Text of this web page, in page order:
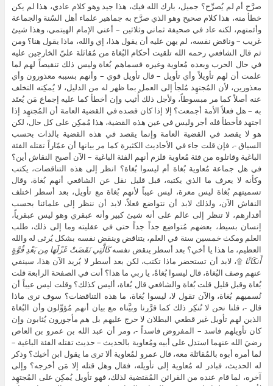
صرَّح أم لم يُصرِّح؟ جميل، بارك الله فيك، هذا جيد وهو كلام عادي، هذا لم يكن
خطأ منه، هذا كلام صحيح وهو الذي صرَّح به جماهير علماء أهل السُنة والجماعة
وأئمتهم، لكنه عاد في صحيفة ثماني وثلاثين – أعني الإمام الهيتمي، وهذا شيئ
غريب – وناقض نفسه، لم يهن عليه أن يقول هذا، إي والله، ماذا يقول هنا؟ ومن
ثم قال الشافعي رحمه الله تلقيت أحكام البُغاة من مُقاتَلة عليّ الخارجين عليه
في حال الحرب وبعده مُعاوية وغيره فسماهم بُغاة وليس ذلك تنقيصاً لهم لما
علمت أن لهم تأويلاً وأي تأويل – قال تأويل قوي – وأنهم بسببه معذورون وأي
معذورين، لأن المُجتهِد مُلجأ إلى العمل بما ظهر له من الدليل، لا يُمكِنه التخلف
عنه أصلاً كما مر مبسوطاً، ولأجل ذلك أُثيب وإن أخطأ كما عليه إجماع مَن يُعتَد
به – هل فعلاً الأمة أجمعت؟ إلا إذا كان قصده في القضية العامة أن المُجتهِد إذا
اجتهد فأخطأ فله أجر وليس في عين هذه القضية، هذا مُمكِن على كل حال، لكن
هو لا يقصد في القضية العامة وإنما يقصد في هذه القضية بالذات بحسب
السياق -، فإن قلت جاء في الأحاديث الكثيرة كما مر بيانها أن عمّاراً تقتله الفئة
الباغية وقاتلوه من فئة مُعاوية فلزم أنهم الفئة الباغية – الآن أصبح النقاش أين؟
في هل جماعة مُعاوية بُغاة أم ليسوا بُغاة؟ انظر إلى هذه التناقضات، يكتب
وكأنه لا يعرف ما الذي يكتبه، قبل قليل نقل عن الشافعي أنهم بُغاة، وقال
تسميتهم بُغاة ليس معرة، ليس عيباً لأنهم بُغاة مع تأويل، بعد أسطر اختلف
النقاش الآن، ولذلك لابد أن نتواضع فعلاً، لابد أن ننظر إلى علمائنا بحسب
أقدارهم، لا تنظر إلى عالم على أنه شيئ كبير وأنه عبقري وهو ليس عبقرياً،
إنسان بسيط، بعضهم مُتواضِع جداً جداً حتى في عقليته وما إلى ذلك، طلب
العلم ومكث خمسين سنة في العلم، يتناقض وينقض نفسه بشكل يُرثى له والله
العظيم، ما هذا يا أخي؟ بعد أسطر ينقض نفسهكَالَّتِي نَقَضَتْ غَزْلَهَا مِن بَعْدِ قُوَّةٍ
أَنكَاثًا۩، لابد أن تستحضر ماذا تكتب، لكن بعد أسطر لا يُريد الآن هذا، سينفي
عنهم وصف البُغاة، قال ليسوا بُغاةً، يا ربي ما هذا؟ أنت في الصفحة الرابعة قلت
بُغاة وقبل قليل قلت بُغاة والشافعي قال بُغاة، أليس كذلك؟ وقلت ليس عيباً أن
نُسميهم بُغاة، والآن تقول لا، ليسوا بُغاة، ما هذه التناقضات؟ سوف نرى ماذا
قال -، قلنا نحن لا نُنكِر ذلك كما قرَّرنا وبيَّناه مع بيان أنهم مُؤوِّلون وأن البُغاة
الذين لهم تأويل غير قطعي البطلان لا حرج عليهم بل هم مأجورون يُثابون وإن
كان تأويلهم فاسد – المفروض فاسداً -، ومر أن عبد الله بن عمرو بن العاص
رضيَ الله عنهما استدل على أبيه ومُعاوية بالحديث – حديث تقتله الفئة الباغية –
لما أمره أبوه بالمُقاتَلة معه، قال عمرو لمُعاوية ألا ترى ما يقول ابن أخيك؟ وذكر
له الحديث، فبادر له مُعاوية إلى تأويله، فقال وهل قتله إلا مَن أخرجه؟ وإلى
آخره، لما قام عنده من القرائن المُقتضية لذلك، فهو تأويل يُمكِن على المُجتهِد